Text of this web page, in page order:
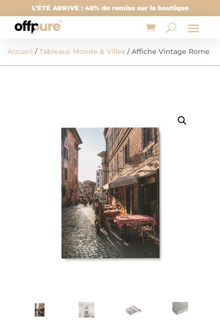
L’ÉTÉ ARRIVE : 40% de remise sur la boutique
Accueil /Tableaux Monde & Villes / Affiche Vintage Rome